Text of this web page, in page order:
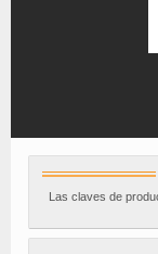
Las claves de